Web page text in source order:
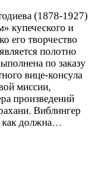
(1878-1927)
купеческого и
его творчество
полотно
по заказу
вице-консула
миссии,
произведений
Виблингер
как должна…